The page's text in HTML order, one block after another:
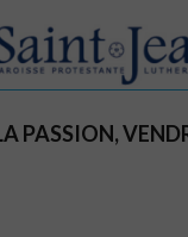
PASSION,